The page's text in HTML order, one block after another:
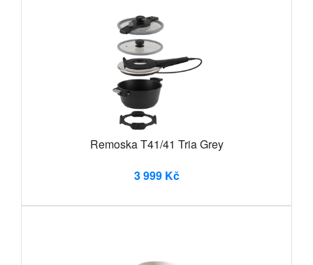
Remoska T41/41 Tria Grey
3 999 Kč